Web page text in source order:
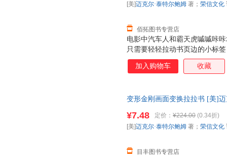
电影中汽车人和霸天虎嘁嘁咔
只需要轻轻拉动书页边的小标
之间来回变换。阅读这个发生
让擎天柱、威震天、大黄蜂他
佰拓图书专营店
[美]迈克尔·泰特尔鲍姆 著； 荣信文化
加入购物车 收藏
变形金刚画面变换拉拉书 [美]
发票。
¥7.48 定价： ¥224.00 (0.34折)
目丰图书专营店
[美]迈克尔·泰特尔鲍姆 著； 荣信文化